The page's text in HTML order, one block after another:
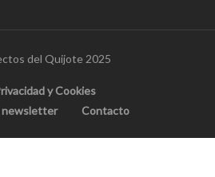
del Quijote 2025
y Cookies
newsletter
Contacto